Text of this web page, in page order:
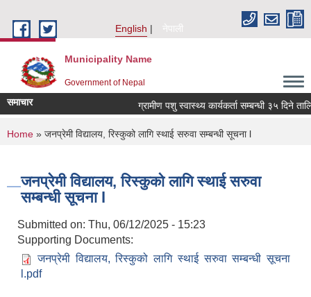
English
नेपाली
Municipality Name
Government of Nepal
समाचार ग्रामीण पशु स्वास्थ्य कार्यकर्ता सम्बन्धी ३५ दिने
You are here
Home » जनप्रेमी विद्यालय, रिस्कुको लागि स्थाई सरुवा सम्बन्धी सूचना l
जनप्रेमी विद्यालय, रिस्कुको लागि स्थाई सरुवा
सम्बन्धी सूचना l
Submitted on: Thu, 06/12/2025 - 15:23
Supporting Documents:
जनप्रेमी विद्यालय, रिस्कुको लागि स्थाई सरुवा सम्बन्धी सूचना
l.pdf